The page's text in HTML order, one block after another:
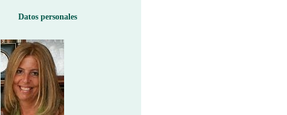
Datos personales